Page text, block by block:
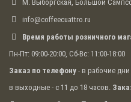
М. Выборгская, Большой
info@coffeecuattro.ru
Время работы розничного
Пн-Пт: 09:00-20:00, Сб-Вс: 11:00-18:00
Заказ по телефону - в рабочие
в выходные - с 11 до 18 часов.